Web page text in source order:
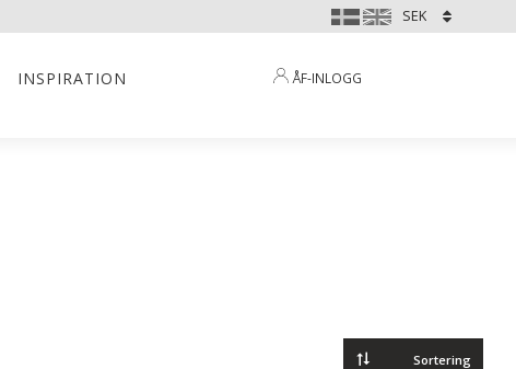
INSPIRATION ÅF-INLOGG